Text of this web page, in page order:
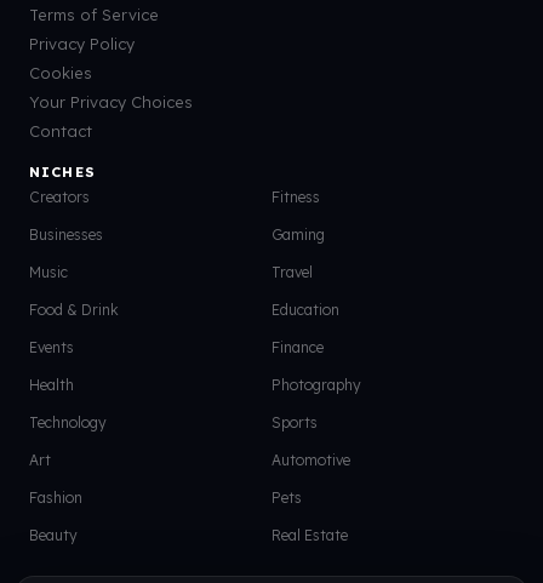
Terms of Service
Privacy Policy
Cookies
Your Privacy Choices
Contact
NICHES
Creators
Businesses
Music
Food & Drink
Events
Health
Technology
Art
Fashion
Beauty
Fitness
Gaming
Travel
Education
Finance
Photography
Sports
Automotive
Pets
Real Estate